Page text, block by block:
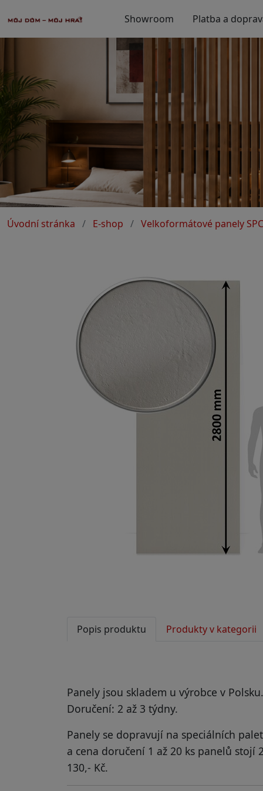
Showroom Platba a
Úvodní stránka E-shop Velkoformátové panely SPC
Popis produktu Produkty v kategorii
Panely jsou skladem u výrobce v Polsku.
Doručení: 2 až 3 týdny.
Panely se dopravují na speciálních
a cena doručení 1 až 20 ks panelů stojí 2
130,- Kč.